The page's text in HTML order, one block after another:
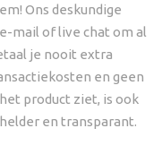
Ons deskundige
mail of live chat om al
je nooit extra
en geen
product ziet, is ook
en transparant.